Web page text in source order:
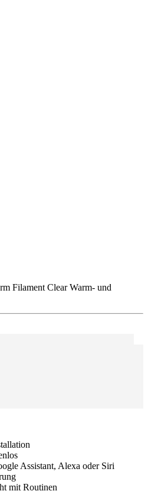
Filament Clear Warm- und
Assistant, Alexa oder Siri
mit Routinen